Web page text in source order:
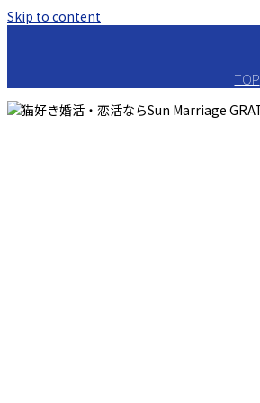
Skip to content
TOP